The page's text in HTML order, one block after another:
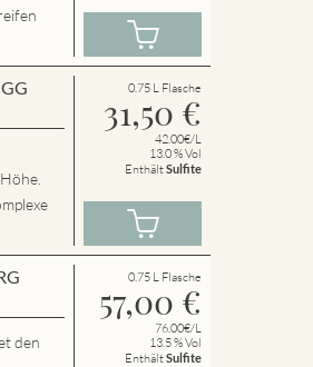
0.75 L Flasche
31,50 €
42.00€/L
13.0 % Vol
EnthältSulfite
den
0.75 L Flasche
57,00 €
76.00€/L
13.5 % Vol
EnthältSulfite